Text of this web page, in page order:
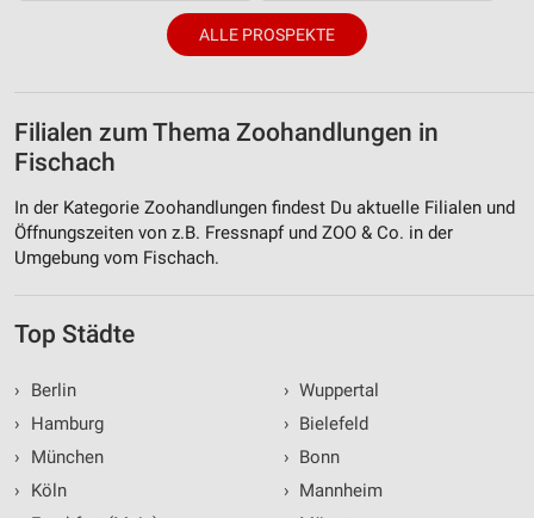
ALLE PROSPEKTE
Filialen zum Thema Zoohandlungen in
Fischach
In der Kategorie Zoohandlungen findest Du aktuelle Filialen und
Öffnungszeiten von z.B. Fressnapf und ZOO & Co. in der
Umgebung vom Fischach.
Top Städte
›
Berlin
›
Hamburg
›
München
›
Köln
› Wuppertal
› Bielefeld
› Bonn
› Mannheim